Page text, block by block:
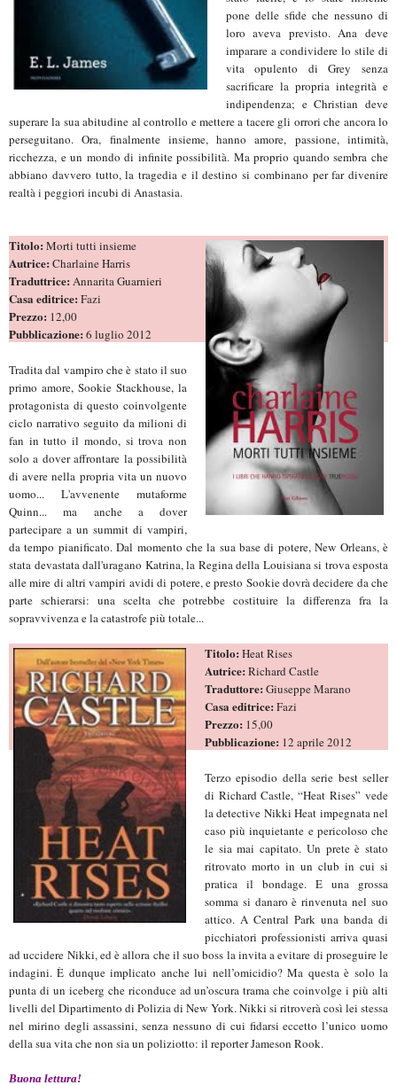
pone delle sfide che nessuno di
loro aveva previsto. Ana deve
imparare a condividere lo stile di
vita opulento di Grey senza
sacrificare la propria integrità e
indipendenza; e Christian deve
superare la sua abitudine al controllo e mettere a tacere gli orrori che ancora lo
perseguitano. Ora, finalmente insieme, hanno amore, passione, intimità,
ricchezza, e un mondo di infinite possibilità. Ma proprio quando sembra che
abbiano davvero tutto, la tragedia e il destino si combinano per far divenire
realtà i peggiori incubi di Anastasia.
Titolo: Morti tutti insieme
Autrice: Charlaine Harris
Traduttrice: Annarita Guarnieri
Casa editrice: Fazi
Prezzo: 12,00
Pubblicazione: 6 luglio 2012
Tradita dal vampiro che è stato il suo
primo amore, Sookie Stackhouse, la
protagonista di questo coinvolgente
ciclo narrativo seguito da milioni di
fan in tutto il mondo, si trova non
solo a dover affrontare la possibilità
di avere nella propria vita un nuovo
uomo... L'avvenente mutaforme
Quinn... ma anche a dover
partecipare a un summit di vampiri,
da tempo pianificato. Dal momento che la sua base di potere, New Orleans, è
stata devastata dall'uragano Katrina, la Regina della Louisiana si trova esposta
alle mire di altri vampiri avidi di potere, e presto Sookie dovrà decidere da che
parte schierarsi: una scelta che potrebbe costituire la differenza fra la
sopravvivenza e la catastrofe più totale...
Titolo: Heat Rises
Autrice: Richard Castle
Traduttore: Giuseppe Marano
Casa editrice: Fazi
Prezzo: 15,00
Pubblicazione: 12 aprile 2012
Terzo episodio della serie best seller
di Richard Castle, “Heat Rises” vede
la detective Nikki Heat impegnata nel
caso più inquietante e pericoloso che
le sia mai capitato. Un prete è stato
ritrovato morto in un club in cui si
pratica il bondage. E una grossa
somma si danaro è rinvenuta nel suo
attico. A Central Park una banda di
picchiatori professionisti arriva quasi
ad uccidere Nikki, ed è allora che il suo boss la invita a evitare di proseguire le
indagini. È dunque implicato anche lui nell’omicidio? Ma questa è solo la
punta di un iceberg che riconduce ad un’oscura trama che coinvolge i più alti
livelli del Dipartimento di Polizia di New York. Nikki si ritroverà così lei stessa
nel mirino degli assassini, senza nessuno di cui fidarsi eccetto l’unico uomo
della sua vita che non sia un poliziotto: il reporter Jameson Rook.
Buona lettura!